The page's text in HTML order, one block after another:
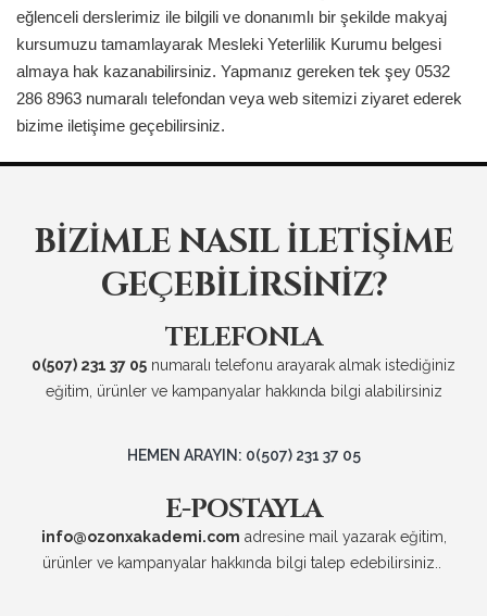
eğlenceli derslerimiz ile bilgili ve donanımlı bir şekilde makyaj
kursumuzu tamamlayarak Mesleki Yeterlilik Kurumu belgesi
almaya hak kazanabilirsiniz. Yapmanız gereken tek şey 0532
286 8963 numaralı telefondan veya web sitemizi ziyaret ederek
bizime iletişime geçebilirsiniz.
BIZIMLE NASIL İLETIŞIME
GEÇEBILIRSINIZ?
TELEFONLA
0(507) 231 37 05 numaralı telefonu arayarak almak istediğiniz
eğitim, ürünler ve kampanyalar hakkında bilgi alabilirsiniz
HEMEN ARAYIN: 0(507) 231 37 05
E-POSTAYLA
info@ozonxakademi.com adresine mail yazarak eğitim,
ürünler ve kampanyalar hakkında bilgi talep edebilirsiniz..